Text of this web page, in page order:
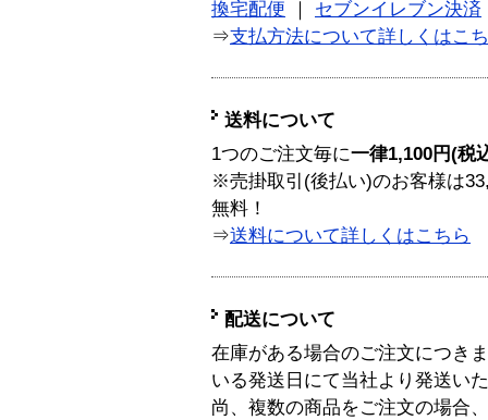
換宅配便
セブンイレブン決済
⇒支払方法について詳しくはこ
送料について
1つのご注文毎に一律1,100円(税
※売掛取引(後払い)のお客様は
無料！
⇒送料について詳しくはこちら
配送について
在庫がある場合のご注文につき
いる発送日にて当社より発送い
尚、複数の商品をご注文の場合